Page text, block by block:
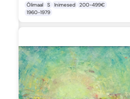
Õlimaal S Inimesed
200-499€
1960-1979